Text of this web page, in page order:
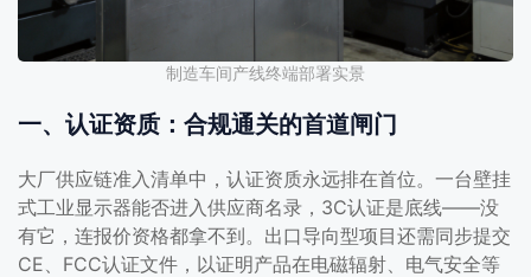
制造车间产线终端部署实景
一、认证资质：合规通关的首道闸门
大厂供应链准入清单中，认证资质永远排在首位。一台壁挂
式工业显示器能否进入供应商名录，3C认证是底线——没
有它，连报价资格都拿不到。出口导向型项目还需同步提交
CE、FCC认证文件，以证明产品在电磁辐射、电气安全等